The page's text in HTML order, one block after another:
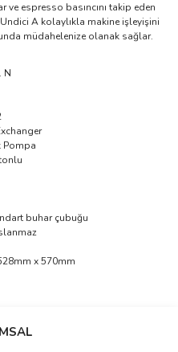
ve espresso basıncını takip eden
A kolaylıkla makine işleyişini
müdahelenize olanak sağlar.
N
Pompa
buhar çubuğu
x 570mm
siz yapın!